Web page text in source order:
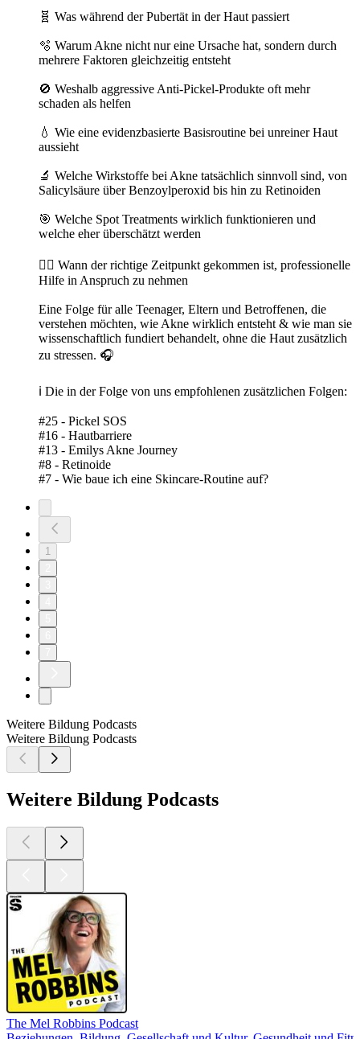
🧬 Was während der Pubertät in der Haut passiert
🫧 Warum Akne nicht nur eine Ursache hat, sondern durch
mehrere Faktoren gleichzeitig entsteht
🚫 Weshalb aggressive Anti-Pickel-Produkte oft mehr
schaden als helfen
💧 Wie eine evidenzbasierte Basisroutine bei unreiner Haut
aussieht
🔬 Welche Wirkstoffe bei Akne tatsächlich sinnvoll sind, von
Salicylsäure über Benzoylperoxid bis hin zu Retinoiden
🎯 Welche Spot Treatments wirklich funktionieren und
welche eher überschätzt werden
👩‍⚕️ Wann der richtige Zeitpunkt gekommen ist, professionelle
Hilfe in Anspruch zu nehmen
Eine Folge für alle Teenager, Eltern und Betroffenen, die
verstehen möchten, wie Akne wirklich entsteht & wie man sie
wissenschaftlich fundiert behandelt, ohne die Haut zusätzlich
zu stressen. 🎧
ℹ️ Die in der Folge von uns empfohlenen zusätzlichen Folgen:
#25 - Pickel SOS
#16 - Hautbarriere
#13 - Emilys Akne Journey
#8 - Retinoide
#7 - Wie baue ich eine Skincare-Routine auf?
1
Weitere Bildung Podcasts
Weitere Bildung Podcasts
Weitere Bildung Podcasts
The Mel Robbins Podcast